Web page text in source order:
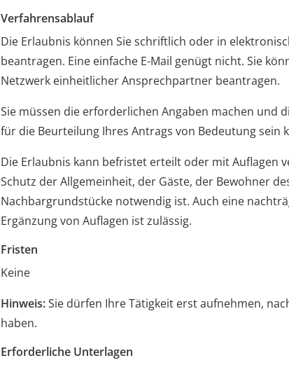
Verfahrensablauf
Die Erlaubnis können Sie schriftlich oder in
beantragen. Eine einfache E-Mail genügt nicht. Sie
Netzwerk einheitlicher Ansprechpartner beantragen.
Sie müssen die erforderlichen Angaben machen und
für die Beurteilung Ihres Antrags von Bedeutung sein
Die Erlaubnis kann befristet erteilt oder mit Auflagen
Schutz der Allgemeinheit, der Gäste, der Bewohner
Nachbargrundstücke notwendig ist. Auch eine
Ergänzung von Auflagen ist zulässig.
Fristen
Keine
Hinweis:Sie dürfen Ihre Tätigkeit erst aufnehmen,
haben.
Erforderliche Unterlagen